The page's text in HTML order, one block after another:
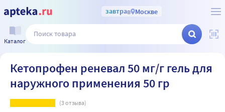
завтрав Москве
Каталог
Кетопрофен реневал 50 мг/г гель для
наружного применения 50 гр
(3отзыва)